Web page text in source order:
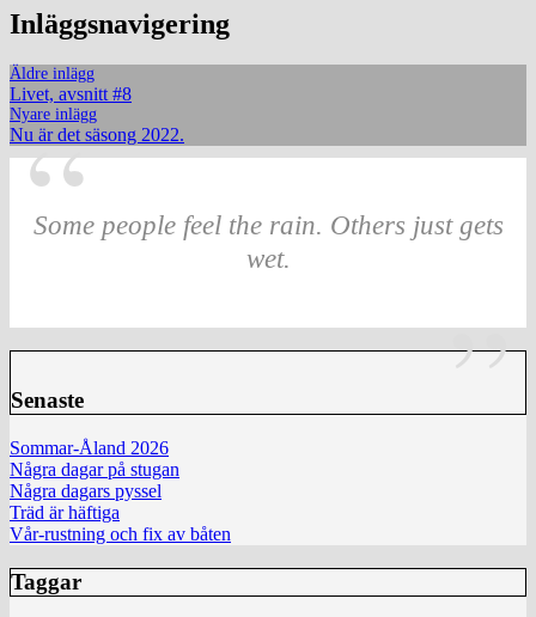
Inläggsnavigering
Äldre inlägg
Livet, avsnitt #8
Nyare inlägg
Nu är det säsong 2022.
Some people feel the rain. Others just gets
wet.
Senaste
Sommar-Åland 2026
Några dagar på stugan
Några dagars pyssel
Träd är häftiga
Vår-rustning och fix av båten
Taggar